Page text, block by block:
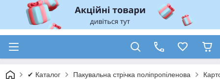
✔ Каталог Пакувальна стрічка поліпропіленова